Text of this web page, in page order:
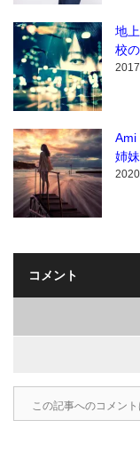
地
校
Ami
姉
コメント
この記事へのコメント